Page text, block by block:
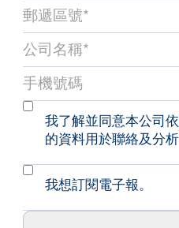
我了解並同意本公司依
的資料用於聯絡及分析
我想訂閱電子報。